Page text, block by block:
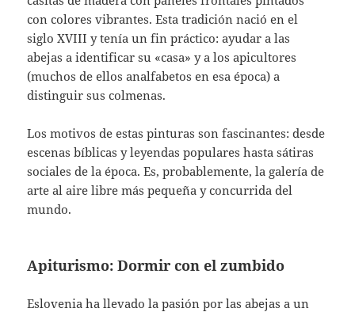
con colores vibrantes. Esta tradición nació en el
siglo XVIII y tenía un fin práctico: ayudar a las
abejas a identificar su «casa» y a los apicultores
(muchos de ellos analfabetos en esa época) a
distinguir sus colmenas.
Los motivos de estas pinturas son fascinantes: desde
escenas bíblicas y leyendas populares hasta sátiras
sociales de la época. Es, probablemente, la galería de
arte al aire libre más pequeña y concurrida del
mundo.
Apiturismo: Dormir con el zumbido
Eslovenia ha llevado la pasión por las abejas a un